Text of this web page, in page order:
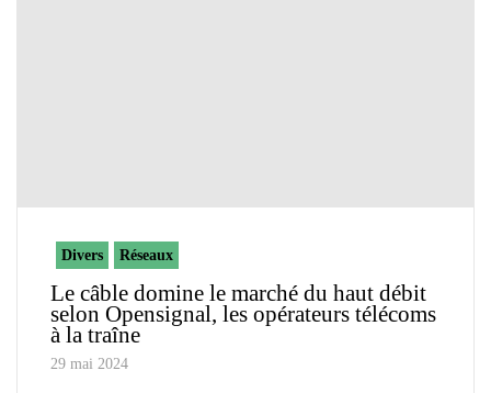
Divers Réseaux
Le câble domine le marché du haut débit
selon Opensignal, les opérateurs télécoms
à la traîne
29 mai 2024